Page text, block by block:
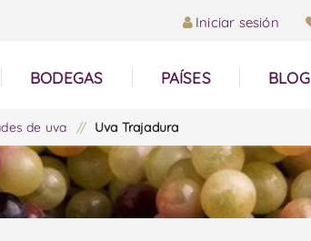
Iniciar sesión
BODEGAS PAÍSES BLOG
de uva / Uva Trajadura